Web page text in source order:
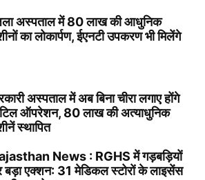
अस्पताल में 80 लाख की आधुनिक
का लोकार्पण, ईएनटी उपकरण भी मिलेंगे
अस्पताल में अब बिना चीरा लगाए होंगे
ऑपरेशन, 80 लाख की अत्याधुनिक
स्थापित
News : RGHS में गड़बड़ियों
बड़ा एक्शन: 31 मेडिकल स्टोरों के लाइसेंस